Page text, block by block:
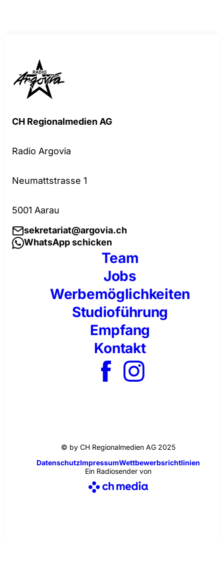
CH Regionalmedien AG
Radio Argovia
Neumattstrasse 1
5001 Aarau
sekretariat@argovia.ch
WhatsApp schicken
Team
Jobs
Werbemöglichkeiten
Studioführung
Empfang
Kontakt
© by CH Regionalmedien AG 2025
DatenschutzImpressumWettbewerbsrichtlinien
Ein Radiosender von